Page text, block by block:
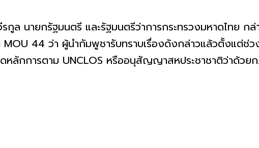
ล นายกรัฐมนตรี และรัฐมนตรีว่าการกระทรวงมหาดไทย
MOU 44 ว่า ผู้นำกัมพูชารับทราบเรื่องดังกล่าวแล้วตั้งแต่ช่ว
ดหลักการตาม UNCLOS หรืออนุสัญญาสหประชาชาติว่าด้วยก